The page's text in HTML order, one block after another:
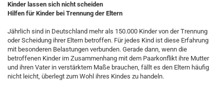
Kinder lassen sich nicht scheiden
Hilfen für Kinder bei Trennung der Eltern
Jährlich sind in Deutschland mehr als 150.000 Kinder von der Trennung
oder Scheidung ihrer Eltern betroffen. Für jedes Kind ist diese Erfahrung
mit besonderen Belastungen verbunden. Gerade dann, wenn die
betroffenen Kinder im Zusammenhang mit dem Paarkonflikt ihre Mutter
und ihren Vater in verstärktem Maße brauchen, fällt es den Eltern häufig
nicht leicht, überlegt zum Wohl ihres Kindes zu handeln.